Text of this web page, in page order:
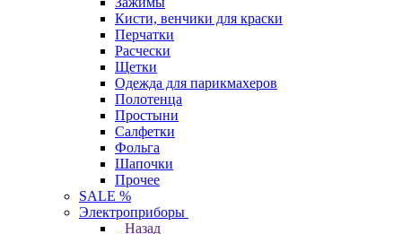
Кисти, венчики для краски
Перчатки
Расчески
Щетки
Одежда для парикмахеров
Полотенца
Простыни
Салфетки
Фольга
Шапочки
Прочее
SALE %
Электроприборы
Назад